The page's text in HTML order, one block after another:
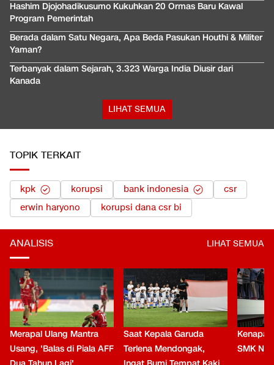
Hashim Djojohadikusumo Kukuhkan 20 Ormas Baru Kawal
Program Pemerintah
Berada dalam Satu Negara, Apa Beda Pasukan Houthi & Militer
Yaman?
Terbanyak dalam Sejarah, 3.323 Warga India Diusir dari
Kanada
LIHAT SEMUA
TOPIK TERKAIT
kpk korupsi bank indonesia
csr
erwin haryono
korupsi dana csr bi
ANALISIS LIHAT SEMUA
Merapal Ulang Mantra
Usang, 'Balas di Piala AFF
Saat Kepala Garuda
Terlena Mendongak,
Kenapa
SMK